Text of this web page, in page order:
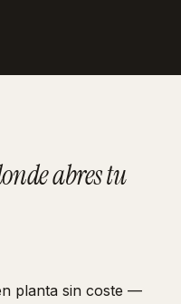
abres tu
planta sin coste —